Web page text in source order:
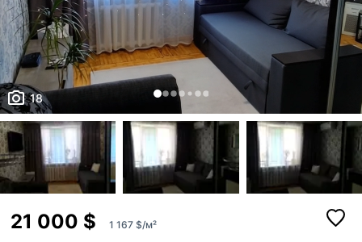
18
21 000 $ 1 167 $/м²
Оголошення неактуальне
Неправильні фото
Неправильне відео
Неправильна адреса
Інше
Я - власник об'єкту
Це мій ексклюзив
Прикріпити файл
Максимум 10 Мб на одне фото, формат: jpeg/
Надіслати
ким із рієлторів вашого агентства їх закріпити.
Зареєструйте рієлторів АН наRIELTOR.UA, та
привʼяжіть їхні акаунти до акаунту АН, щоб:
бачити сукупну статистику та витрати
оголошенням ваших рієлторів,
поповнювати баланс вашим рієлторам,
бачити в кабінеті всі оголошення,
вашими рієлторами,
оголошення рієлторів були брендовані
вашого АН